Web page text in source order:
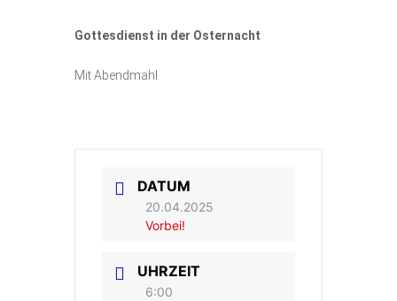
Gottesdienst in der Osternacht
Mit Abendmahl
DATUM
20.04.2025
Vorbei!
UHRZEIT
6:00